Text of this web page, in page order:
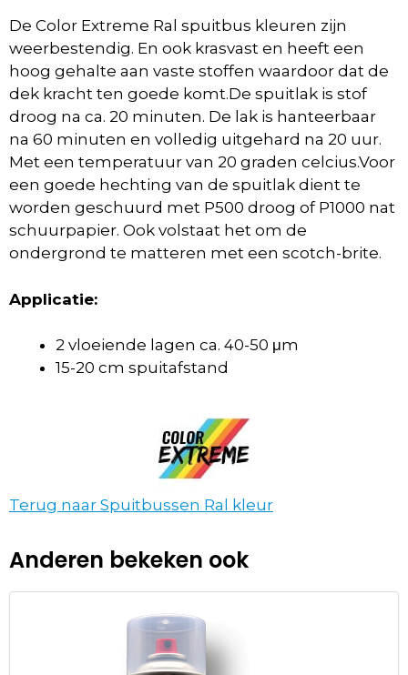
De Color Extreme Ral spuitbus kleuren zijn
weerbestendig. En ook krasvast en heeft een
hoog gehalte aan vaste stoffen waardoor dat de
dek kracht ten goede komt.De spuitlak is stof
droog na ca. 20 minuten. De lak is hanteerbaar
na 60 minuten en volledig uitgehard na 20 uur.
Met een temperatuur van 20 graden celcius.Voor
een goede hechting van de spuitlak dient te
worden geschuurd met P500 droog of P1000 nat
schuurpapier. Ook volstaat het om de
ondergrond te matteren met een scotch-brite.
Applicatie:
2 vloeiende lagen ca. 40-50 μm
15-20 cm spuitafstand
Terug naar Spuitbussen Ral kleur
Anderen bekeken ook